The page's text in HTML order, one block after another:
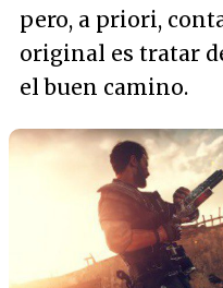
pero, a priori,
original es tratar
el buen camino.